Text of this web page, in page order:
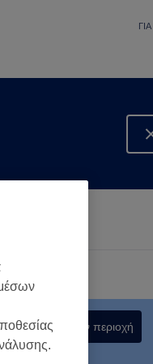
Αναζήτηση στην περιοχή
μέσων